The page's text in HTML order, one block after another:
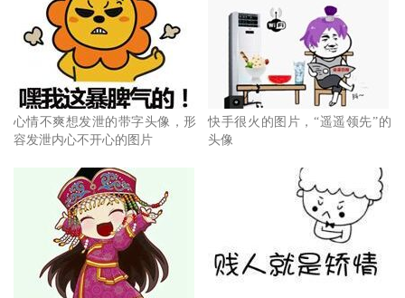
心情不爽想发泄的带字头像，形
容发泄内心不开心的图片
快手很火的图片，“遥遥领先”的
头像